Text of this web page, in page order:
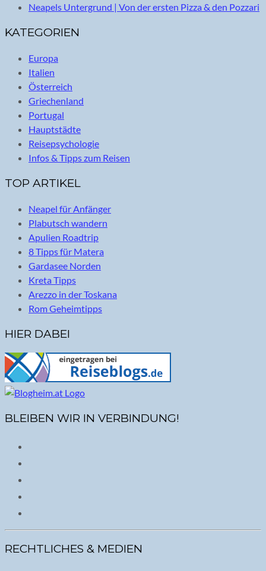
Neapels Untergrund | Von der ersten Pizza & den Pozzari
KATEGORIEN
Europa
Italien
Österreich
Griechenland
Portugal
Hauptstädte
Reisepsychologie
Infos & Tipps zum Reisen
TOP ARTIKEL
Neapel für Anfänger
Plabutsch wandern
Apulien Roadtrip
8 Tipps für Matera
Gardasee Norden
Kreta Tipps
Arezzo in der Toskana
Rom Geheimtipps
HIER DABEI
BLEIBEN WIR IN VERBINDUNG!
RECHTLICHES & MEDIEN